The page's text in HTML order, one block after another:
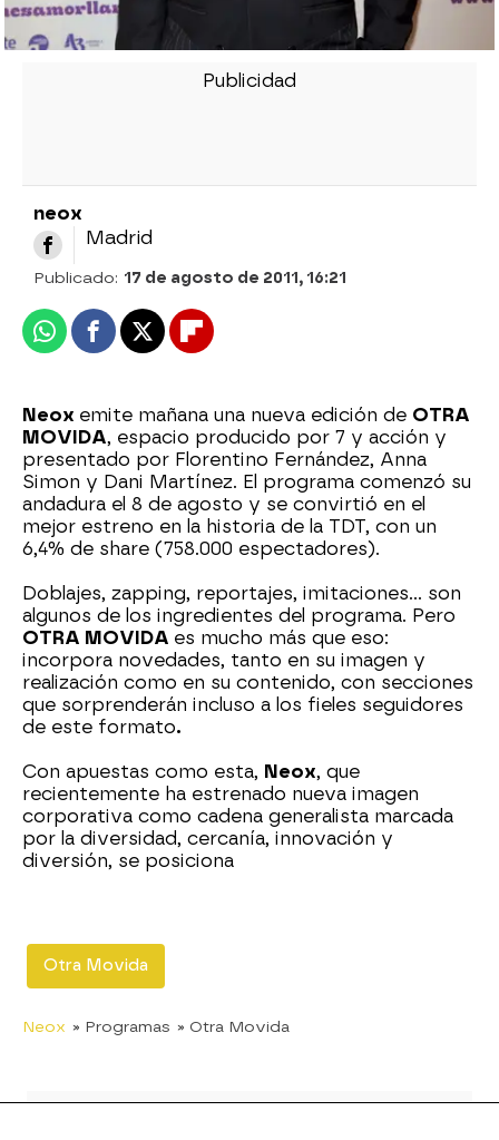
neox
Madrid
Publicado: 17 de agosto de 2011, 16:21
WhatsappFacebook
X Flipboard
Neox emite mañana una nueva edición de OTRA
MOVIDA, espacio producido por 7 y acción y
presentado por Florentino Fernández, Anna
Simon y Dani Martínez. El programa comenzó su
andadura el 8 de agosto y se convirtió en el
mejor estreno en la historia de la TDT, con un
6,4% de share (758.000 espectadores).
Doblajes, zapping, reportajes, imitaciones... son
algunos de los ingredientes del programa. Pero
OTRA MOVIDA es mucho más que eso:
incorpora novedades, tanto en su imagen y
realización como en su contenido, con secciones
que sorprenderán incluso a los fieles seguidores
de este formato.
Con apuestas como esta, Neox, que
recientemente ha estrenado nueva imagen
corporativa como cadena generalista marcada
por la diversidad, cercanía, innovación y
diversión, se posiciona
Otra Movida
Neox » Programas » Otra Movida